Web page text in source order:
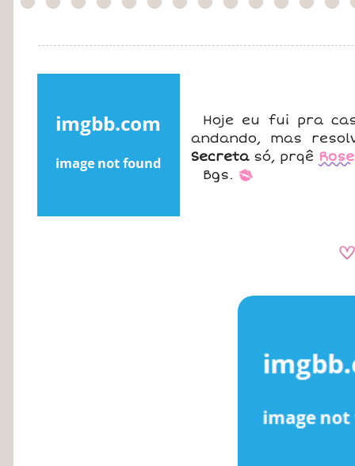
Hoje eu fui pra
andando, mas
Secretasó, prqê Rose
Bgs. *
A